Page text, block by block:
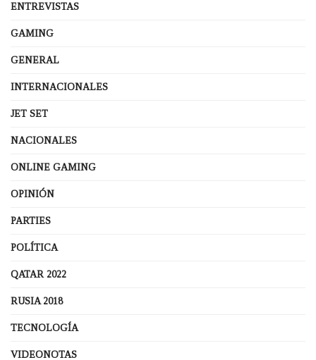
ENTREVISTAS
GAMING
GENERAL
INTERNACIONALES
JET SET
NACIONALES
ONLINE GAMING
OPINIÓN
PARTIES
POLÍTICA
QATAR 2022
RUSIA 2018
TECNOLOGÍA
VIDEONOTAS